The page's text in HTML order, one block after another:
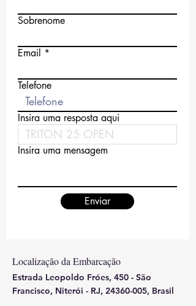
Sobrenome
Email
Telefone
Insira uma resposta aqui
Insira uma mensagem
Enviar
Localização da Embarcação
Estrada Leopoldo Fróes, 450 - São
Francisco, Niterói - RJ, 24360-005, Brasil